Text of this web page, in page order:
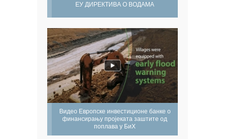
ЕУ ДИРЕКТИВА О ВОДАМА
Видео Европске инвестиционе банке о
финансирању пројеката заштите од
поплава у БиХ